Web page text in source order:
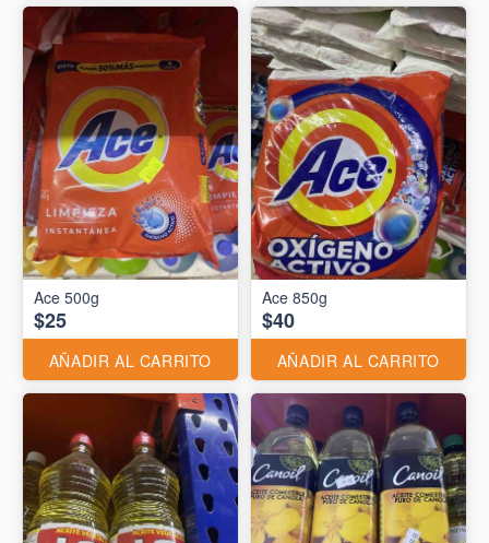
Ace 500g
$25
AÑADIR AL CARRITO
Ace 850g
$40
AÑADIR AL CARRITO